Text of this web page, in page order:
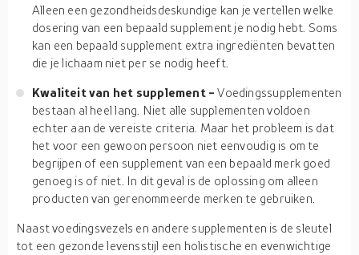
Alleen een gezondheidsdeskundige kan je vertellen welke
dosering van een bepaald supplement je nodig hebt. Soms
kan een bepaald supplement extra ingrediënten bevatten
die je lichaam niet per se nodig heeft.
Kwaliteit van het supplement -Voedingssupplementen
bestaan al heel lang. Niet alle supplementen voldoen
echter aan de vereiste criteria. Maar het probleem is dat
het voor een gewoon persoon niet eenvoudig is om te
begrijpen of een supplement van een bepaald merk goed
genoeg is of niet. In dit geval is de oplossing om alleen
producten van gerenommeerde merken te gebruiken.
Naast voedingsvezels en andere supplementen is de sleutel
tot een gezonde levensstijl een holistische en evenwichtige